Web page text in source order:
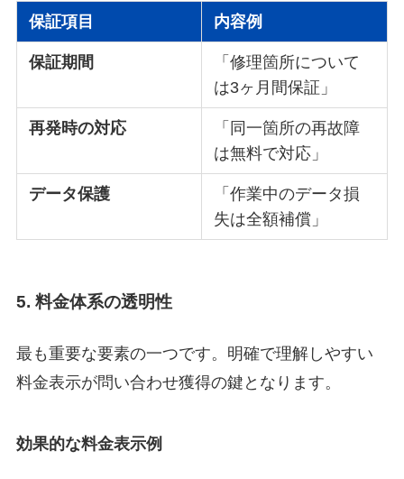
保証項目 内容例
保証期間
「修理箇所について
は3ヶ月間保証」
再発時の対応
「同一箇所の再故障
は無料で対応」
データ保護
「作業中のデータ損
失は全額補償」
5. 料金体系の透明性
最も重要な要素の一つです。明確で理解しやすい
料金表示が問い合わせ獲得の鍵となります。
効果的な料金表示例